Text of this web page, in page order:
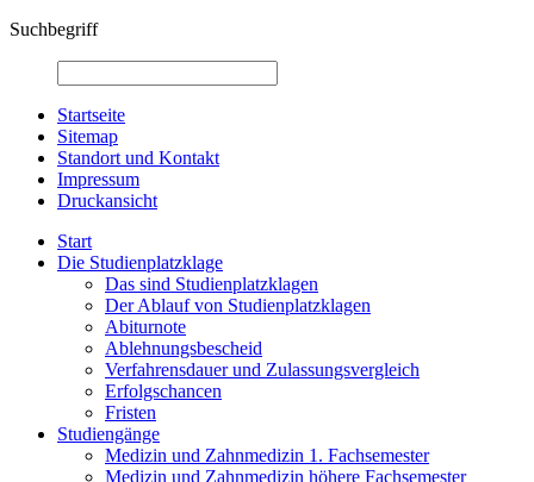
Suchbegriff
Startseite
Sitemap
Standort und Kontakt
Impressum
Druckansicht
Start
Die Studienplatzklage
Das sind Studienplatzklagen
Der Ablauf von Studienplatzklagen
Abiturnote
Ablehnungsbescheid
Verfahrensdauer und Zulassungsvergleich
Erfolgschancen
Fristen
Studiengänge
Medizin und Zahnmedizin 1. Fachsemester
Medizin und Zahnmedizin höhere Fachsemester